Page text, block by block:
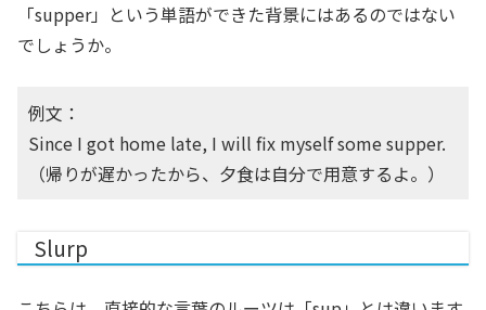
「supper」という単語ができた背景にはあるのではない
でしょうか。
例文：
Since I got home late, I will fix myself some supper.
（帰りが遅かったから、夕食は自分で用意するよ。）
Slurp